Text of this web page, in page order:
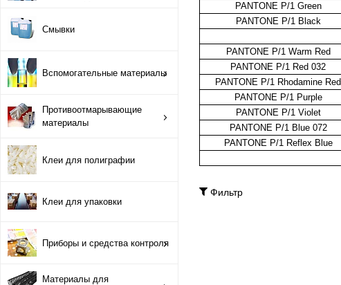
Полотна для автоматической смывки и ручной очистки
Вспомогательные материалы
Противоотмарывающие материалы
Клеи для полиграфии
Клеи для упаковки
Приборы и средства контроля
Смывки
Вспомогательные материалы
Противоотмарывающие
материалы
Клеи для полиграфии
Клеи для упаковки
Приборы и средства контроля
Материалы для
PANTONE P/1 Green
PANTONE P/1 Black
PANTONE P/1 Warm Red
PANTONE P/1 Red 032
PANTONE P/1 Rhodamine Red
PANTONE P/1 Purple
PANTONE P/1 Violet
PANTONE P/1 Blue 072
PANTONE P/1 Reflex Blue
Фильтр